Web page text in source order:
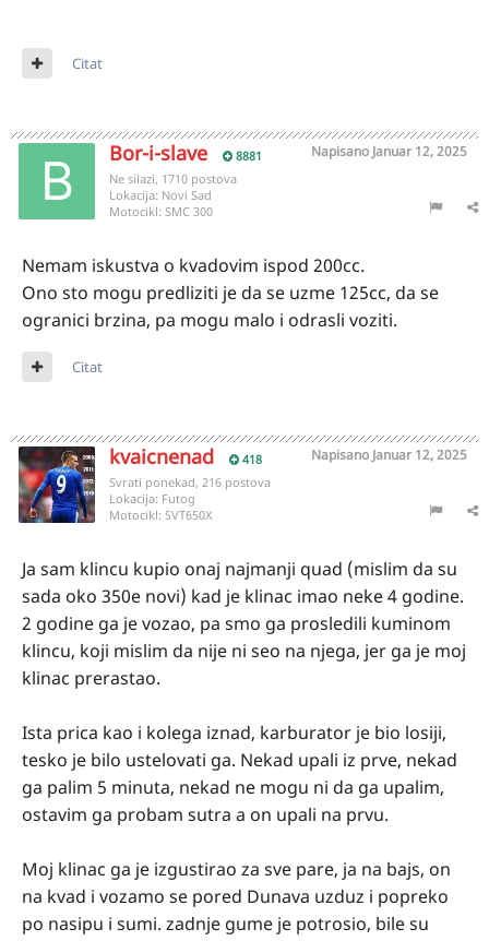
Citat
Bor-i-slave 8881 Napisano Januar 12, 2025
Ne silazi, 1710 postova
Lokacija: Novi Sad
Motocikl: SMC 300
Nemam iskustva o kvadovim ispod 200cc.
Ono sto mogu predliziti je da se uzme 125cc, da se
ogranici brzina, pa mogu malo i odrasli voziti.
Citat
kvaicnenad 418 Napisano Januar 12, 2025
Svrati ponekad, 216 postova
Lokacija: Futog
Motocikl: SVT650X
Ja sam klincu kupio onaj najmanji quad (mislim da su
sada oko 350e novi) kad je klinac imao neke 4 godine.
2 godine ga je vozao, pa smo ga prosledili kuminom
klincu, koji mislim da nije ni seo na njega, jer ga je moj
klinac prerastao.
Ista prica kao i kolega iznad, karburator je bio losiji,
tesko je bilo ustelovati ga. Nekad upali iz prve, nekad
ga palim 5 minuta, nekad ne mogu ni da ga upalim,
ostavim ga probam sutra a on upali na prvu.
Moj klinac ga je izgustirao za sve pare, ja na bajs, on
na kvad i vozamo se pored Dunava uzduz i popreko
po nasipu i sumi. zadnje gume je potrosio, bile su